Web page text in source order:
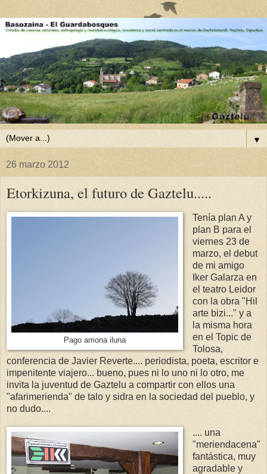
▼
26 marzo 2012
Etorkizuna, el futuro de Gaztelu.....
Pago amona iluna
Tenía plan A y
plan B para el
viernes 23 de
marzo, el debut
de mi amigo
Iker Galarza en
el teatro Leidor
con la obra "Hil
arte bizi..." y a
la misma hora
en el Topic de
Tolosa,
conferencia de Javier Reverte.... periodista, poeta, escritor e
impenitente viajero... bueno, pues ni lo uno ni lo otro, me
invita la juventud de Gaztelu a compartir con ellos una
"afarimerienda" de talo y sidra en la sociedad del pueblo, y
no dudo....
.... una
"meriendacena"
fantástica, muy
agradable y